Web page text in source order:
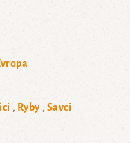
Ryby Savci